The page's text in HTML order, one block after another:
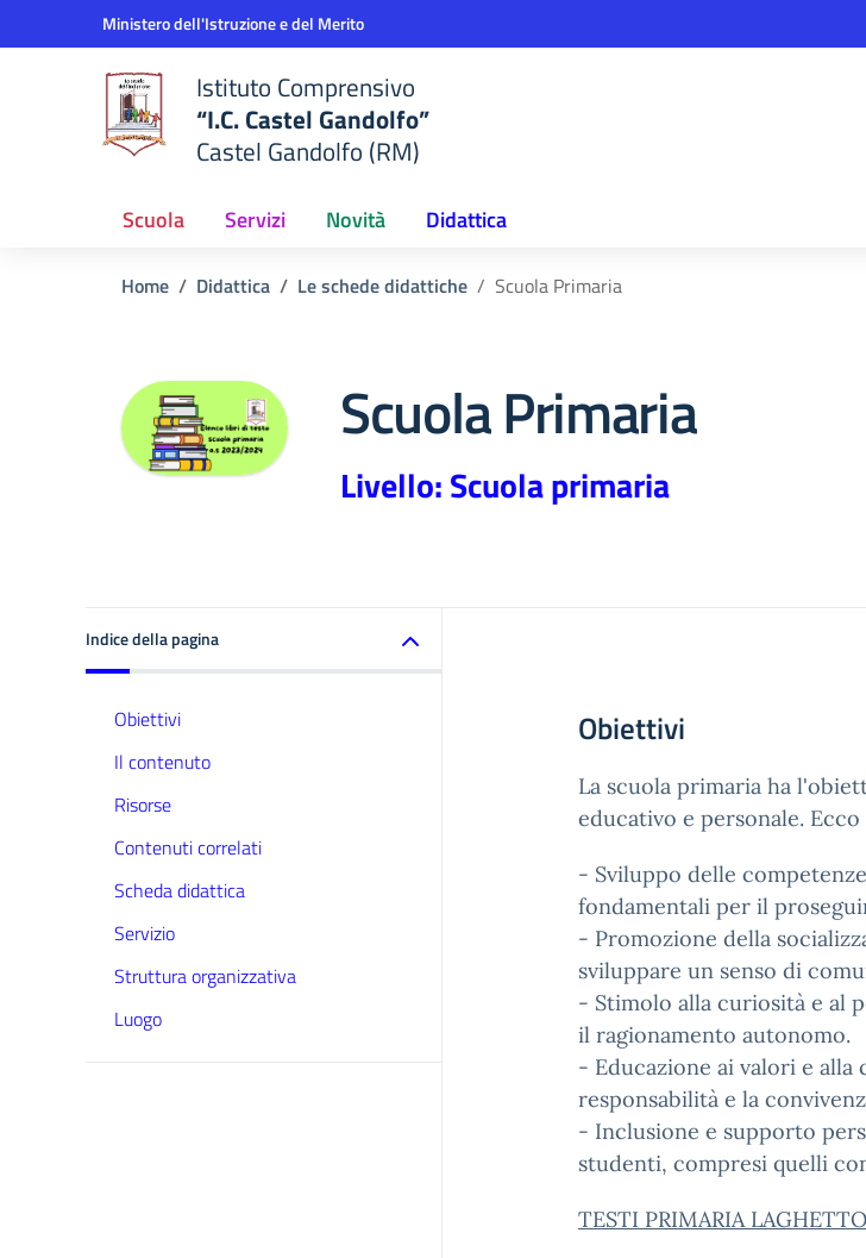
Vai ai contenuti
Vai al menu di navigazioneMinistero dell'Istruzione e del Merito
Istituto Comprensivo
“I.C. Castel Gandolfo”
Castel Gandolfo (RM)
Scuola Servizi Novità Didattica
Home Didattica Le schede didattiche Scuola Primaria
Scuola Primaria
Livello: Scuola primaria
Indice della pagina
Obiettivi
Il contenuto
Risorse
Contenuti correlati
Scheda didattica
Servizio
Struttura organizzativa
Luogo
Obiettivi
La scuola primaria ha
educativo e personale.
- Sviluppo delle
fondamentali per il
- Promozione della
sviluppare un senso di
- Stimolo alla curiosità e al
il ragionamento autonomo.
- Educazione ai valori e
responsabilità e la
- Inclusione e supporto
studenti, compresi quelli
TESTI PRIMARIA